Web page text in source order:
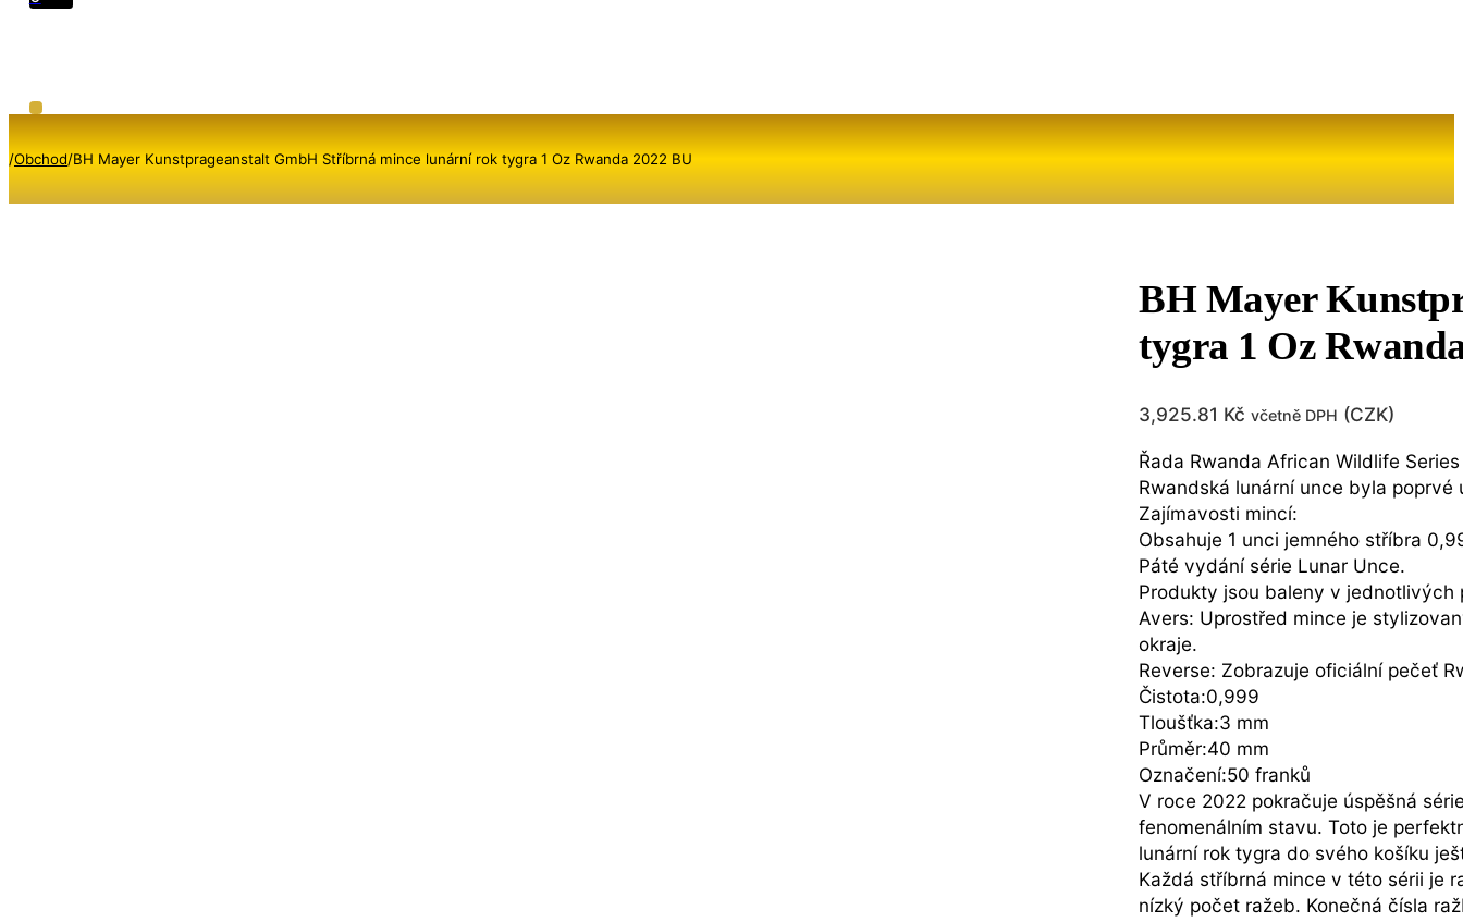
/Obchod/BH Mayer Kunstprageanstalt GmbH Stříbrná mince lunární rok tygra 1 Oz Rwanda 2022 BU
BH Mayer
tygra 1 Oz
3,925.81 Kč včetně DPH (CZK)
Řada Rwanda African Wildlife
Rwandská lunární unce byla
Zajímavosti mincí:
Obsahuje 1 unci jemného stříbra
Páté vydání série Lunar Unce.
Produkty jsou baleny v
Avers: Uprostřed mince je
okraje.
Reverse: Zobrazuje oficiální pečeť
Čistota:0,999
Tloušťka:3 mm
Průměr:40 mm
Označení:50 franků
V roce 2022 pokračuje úspěšná
fenomenálním stavu. Toto je
lunární rok tygra do svého košíku
Každá stříbrná mince v této sérii je
nízký počet ražeb. Konečná čísla